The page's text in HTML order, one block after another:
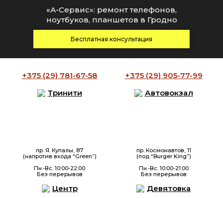
+375 (29) 781-67-58 +375 (29) 905-77-99
Тринити
пр. Я. Купалы, 87
(напротив входа “Green”)
Пн.-Вс. 10:00-22:00
Без перерывов
Автовокзал
пр. Космонавтов, 11
(под “Burger King”)
Пн.-Вс. 10:00-21:00
Без перерывов
Центр Девятовка
«А-Сервис»: ремонт телефонов,
ноутбуков, планшетов в Гродно
Бесплатная консультация